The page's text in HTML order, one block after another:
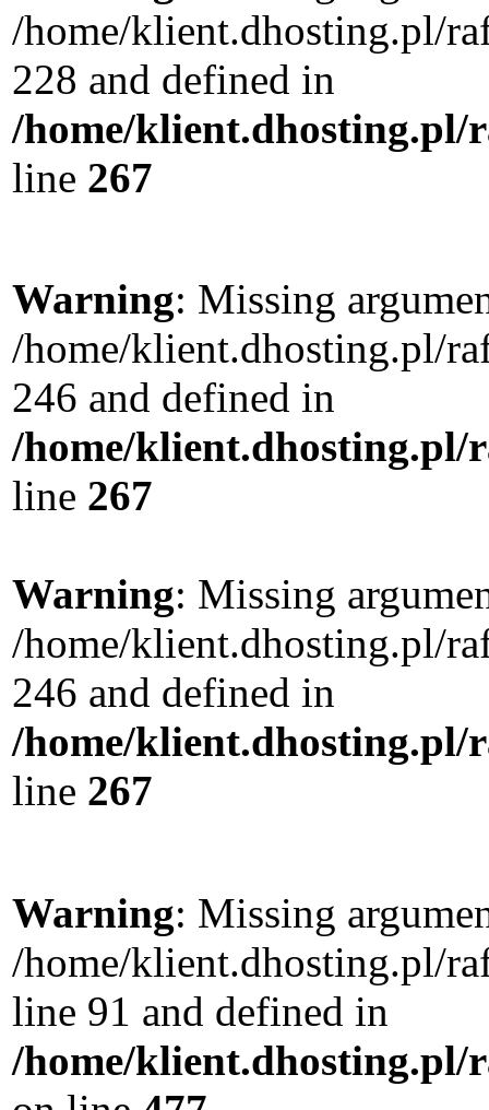
/home/klient.dhosting.pl/
228 and defined in
/home/klient.dhosting.pl/
line 267
Warning: Missing
/home/klient.dhosting.pl/
246 and defined in
/home/klient.dhosting.pl/
line 267
Warning: Missing
/home/klient.dhosting.pl/
246 and defined in
/home/klient.dhosting.pl/
line 267
Warning: Missing
/home/klient.dhosting.pl/
line 91 and defined in
/home/klient.dhosting.pl/